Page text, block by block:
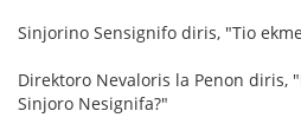
Sinjorino Sensignifo diris, "Tio
Direktoro Nevaloris la Penon diris,
Sinjoro Nesignifa?"